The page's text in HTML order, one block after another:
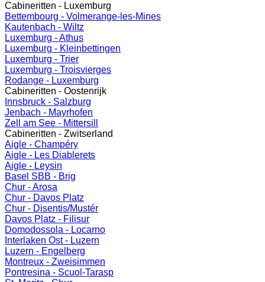
Cabineritten - Luxemburg
Bettembourg - Volmerange-les-Mines
Kautenbach - Wiltz
Luxemburg - Athus
Luxemburg - Kleinbettingen
Luxemburg - Trier
Luxemburg - Troisvierges
Rodange - Luxemburg
Cabineritten - Oostenrijk
Innsbruck - Salzburg
Jenbach - Mayrhofen
Zell am See - Mittersill
Cabineritten - Zwitserland
Aigle - Champéry
Aigle - Les Diablerets
Aigle - Leysin
Basel SBB - Brig
Chur - Arosa
Chur - Davos Platz
Chur - Disentis/Mustér
Davos Platz - Filisur
Domodossola - Locarno
Interlaken Ost - Luzern
Luzern - Engelberg
Montreux - Zweisimmen
Pontresina - Scuol-Tarasp